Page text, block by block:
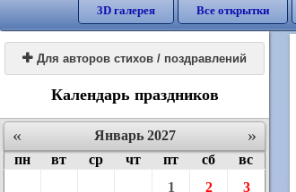
3D галерея Все открытки
 Для авторов стихов / поздравлений
Календарь праздников
« »
Январь 2027
пн
вт ср чт пт сб
вс
1
2 3